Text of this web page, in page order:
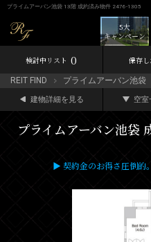
プライムアーバン池袋 13階 成約済み物件 2476-1305
5大
キャンペーン
検討中リスト 0 保存
REIT FIND プライムアーバン池袋
建物詳細を見る 空室
プライムアーバン池袋
▶ 契約金のお得さ圧倒的